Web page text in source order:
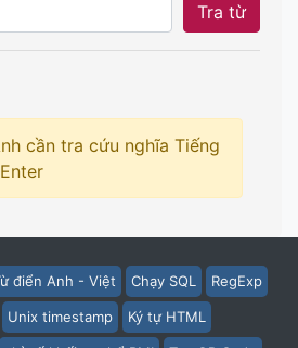
Tra từ
cần tra cứu nghĩa Tiếng
điển Anh - Việt Chạy SQL RegExp
Unix timestamp Ký tự HTML